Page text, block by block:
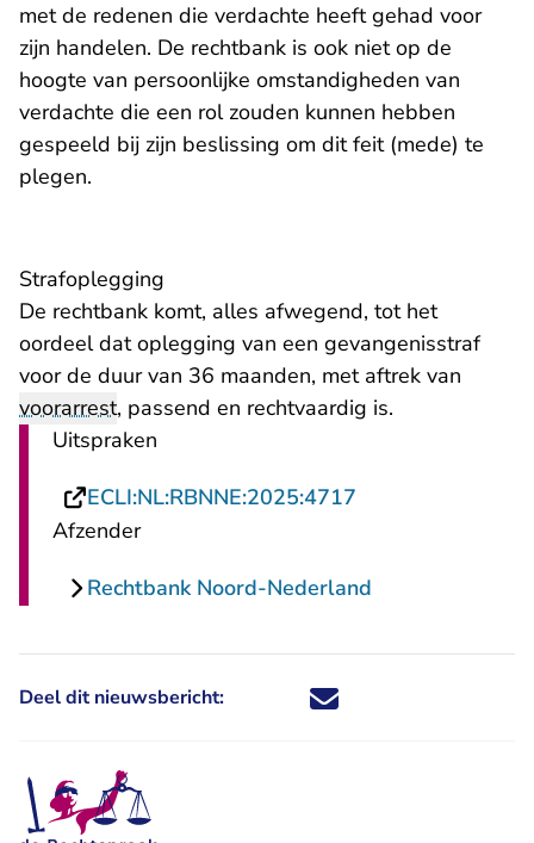
met de redenen die verdachte heeft gehad voor
zijn handelen. De rechtbank is ook niet op de
hoogte van persoonlijke omstandigheden van
verdachte die een rol zouden kunnen hebben
gespeeld bij zijn beslissing om dit feit (mede) te
plegen.
Strafoplegging
De rechtbank komt, alles afwegend, tot het
oordeel dat oplegging van een gevangenisstraf
voor de duur van 36 maanden, met aftrek van
voorarrest, passend en rechtvaardig is.
Uitspraken
ECLI:NL:RBNNE:2025:4717
Afzender
Rechtbank Noord-Nederland
Deel dit nieuwsbericht: Deel dit nieuwsbericht via X -
Deel dit nieuwsbericht via
Deel dit nieuwsbericht
Deel dit